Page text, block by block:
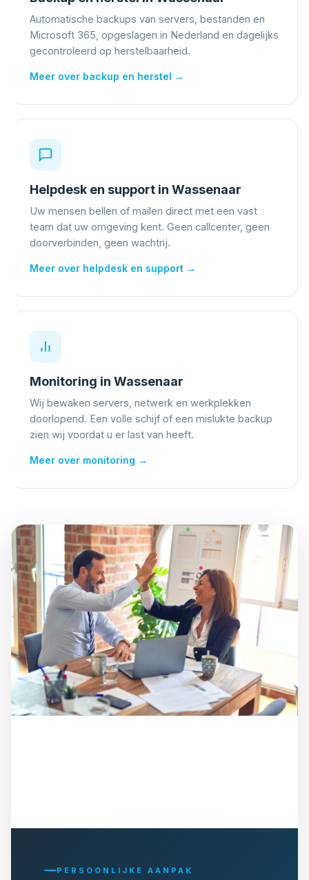
Automatische backups van servers, bestanden en
Microsoft 365, opgeslagen in Nederland en dagelijks
gecontroleerd op herstelbaarheid.
Meer over backup en herstel →
Helpdesk en support in Wassenaar
Uw mensen bellen of mailen direct met een vast
team dat uw omgeving kent. Geen callcenter, geen
doorverbinden, geen wachtrij.
Meer over helpdesk en support →
Monitoring in Wassenaar
Wij bewaken servers, netwerk en werkplekken
doorlopend. Een volle schijf of een mislukte backup
zien wij voordat u er last van heeft.
Meer over monitoring →
PERSOONLIJKE AANPAK